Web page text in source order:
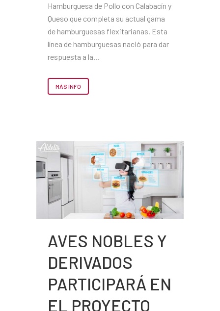
Hamburguesa de Pollo con Calabacín y
Queso que completa su actual gama
de hamburguesas flexitarianas. Esta
línea de hamburguesas nació para dar
respuesta a la...
MÁS INFO
AVES NOBLES Y
DERIVADOS
PARTICIPARÁ EN
EL PROYECTO